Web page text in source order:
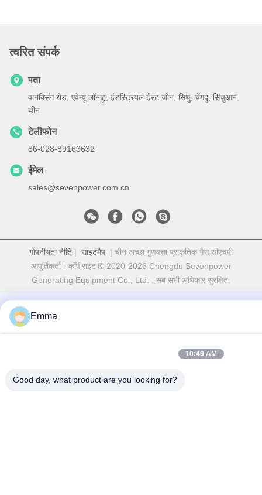
त्वरित संपर्क
पता
वानक्सिंग रोड, एवेन्यू लॉन्गहु, इंडस्ट्रियल ईस्ट जोन, सिंधु, चेंगदू, सिचुआन,
चीन
टेलीफोन
86-028-89163632
ईमेल
sales@sevenpower.com.cn
गोपनीयता नीति | साइटमैप | चीन अच्छा गुणवत्ता प्राकृतिक गैस सीएचपी
आपूर्तिकर्ता। कॉपीराइट © 2020-2026 Chengdu Sevenpower
Generating Equipment Co., Ltd. . सब सभी अधिकार सुरक्षित.
Emma
10:49 AM
Good day, what product are you looking for?